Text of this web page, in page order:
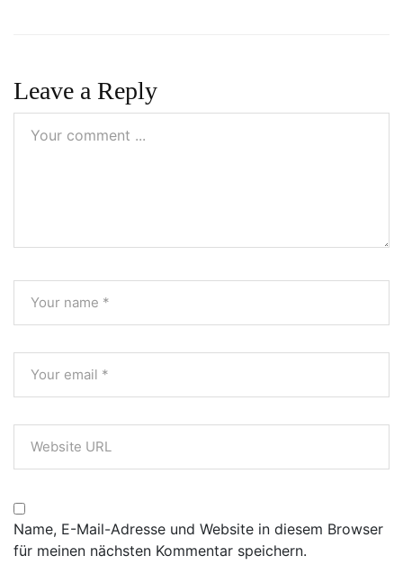
Leave a Reply
Name, E-Mail-Adresse und Website in diesem Browser
für meinen nächsten Kommentar speichern.